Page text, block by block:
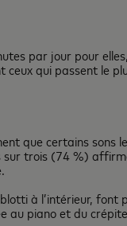
par jour pour
qui passent le
que certains sons
sur trois (74 %)
à l’intérieur,
au piano et du